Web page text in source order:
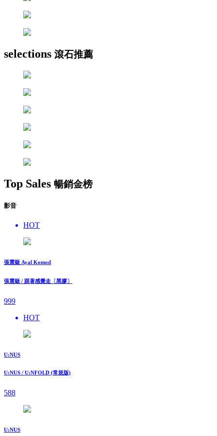
selections 滾石推薦
Top Sales 暢銷金榜
影音
HOT
張震嶽 Ayal Komod
張震嶽 / 跟著感覺走〔黑膠〕
999
HOT
U:NUS
U:NUS / U:NFOLD (常規版)
588
U:NUS